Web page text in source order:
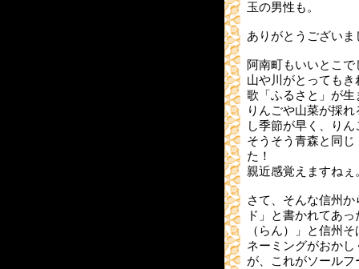
玉の男性も。
ありがとうございま
阿南町もいいとこで
山や川がとっても
歌「ふるさと」が
りんごや山菜が採
し季節が早く、り
そうそう青森と同
た！
親近感覚えますねぇ
さて、そんな信州
ド」と書かれてあ
（らん）」と信州そ
ネーミングがおか
が、これがソール